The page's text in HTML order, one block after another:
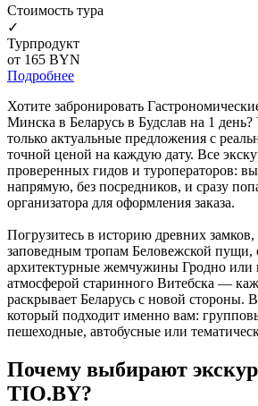
Cтоимость тура
✓
Турпродукт
от 165 BYN
Подробнее
Хотите забронировать
Минска в Беларусь в Будслав на 1
только актуальные предложения с
точной ценой на каждую дату. Все
проверенных гидов и туроператоров:
напрямую, без посредников, и сразу
организатора для оформления заказа.
Погрузитесь в историю древних замков,
заповедным тропам Беловежской пущи,
архитектурные жемчужины Гродно или
атмосферой старинного Витебска —
раскрывает Беларусь с новой стороны.
который подходит именно вам:
пешеходные, автобусные или
Почему выбирают
TIO.BY?